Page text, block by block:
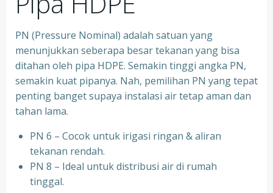
PN (Pressure Nominal) adalah satuan yang
menunjukkan seberapa besar tekanan yang bisa
ditahan oleh pipa HDPE. Semakin tinggi angka PN,
semakin kuat pipanya. Nah, pemilihan PN yang tepat
penting banget supaya instalasi air tetap aman dan
tahan lama.
PN 6 – Cocok untuk irigasi ringan & aliran
tekanan rendah.
PN 8 – Ideal untuk distribusi air di rumah
tinggal.